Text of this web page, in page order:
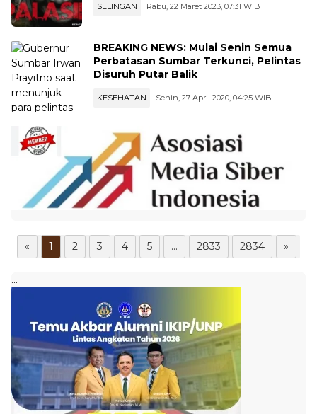
SELINGAN Rabu, 22 Maret 2023, 07:31 WIB
BREAKING NEWS: Mulai Senin Semua
Perbatasan Sumbar Terkunci, Pelintas
Disuruh Putar Balik
KESEHATAN Senin, 27 April 2020, 04:25 WIB
« 1 2 3 4 5 ... 2833 2834 »
...